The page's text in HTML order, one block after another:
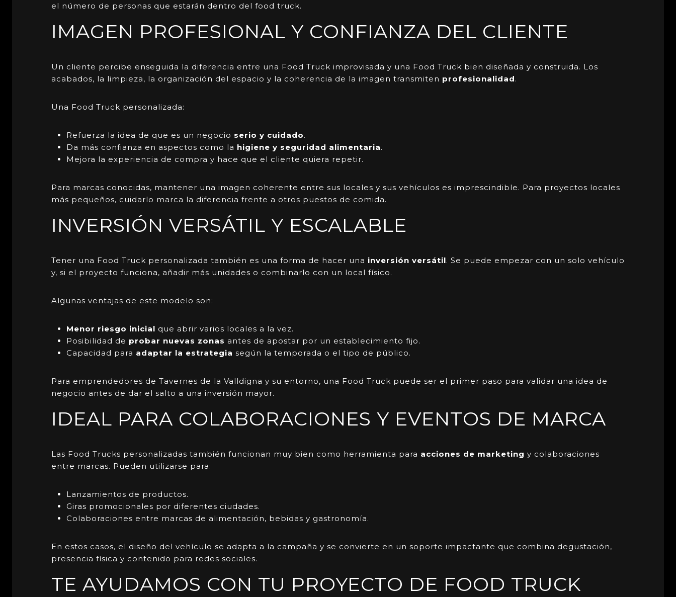
el número de personas que estarán dentro del food truck.
IMAGEN PROFESIONAL Y CONFIANZA DEL CLIENTE
Un cliente percibe enseguida la diferencia entre una Food Truck improvisada y una Food Truck bien diseñada y construida. Los
acabados, la limpieza, la organización del espacio y la coherencia de la imagen transmiten profesionalidad.
Una Food Truck personalizada:
Refuerza la idea de que es un negocio serio y cuidado.
Da más confianza en aspectos como la higiene y seguridad alimentaria.
Mejora la experiencia de compra y hace que el cliente quiera repetir.
Para marcas conocidas, mantener una imagen coherente entre sus locales y sus vehículos es imprescindible. Para proyectos locales
más pequeños, cuidarlo marca la diferencia frente a otros puestos de comida.
INVERSIÓN VERSÁTIL Y ESCALABLE
Tener una Food Truck personalizada también es una forma de hacer una inversión versátil. Se puede empezar con un solo vehículo
y, si el proyecto funciona, añadir más unidades o combinarlo con un local físico.
Algunas ventajas de este modelo son:
Menor riesgo inicial que abrir varios locales a la vez.
Posibilidad de probar nuevas zonas antes de apostar por un establecimiento fijo.
Capacidad para adaptar la estrategia según la temporada o el tipo de público.
Para emprendedores de Tavernes de la Valldigna y su entorno, una Food Truck puede ser el primer paso para validar una idea de
negocio antes de dar el salto a una inversión mayor.
IDEAL PARA COLABORACIONES Y EVENTOS DE MARCA
Las Food Trucks personalizadas también funcionan muy bien como herramienta para acciones de marketing y colaboraciones
entre marcas. Pueden utilizarse para:
Lanzamientos de productos.
Giras promocionales por diferentes ciudades.
Colaboraciones entre marcas de alimentación, bebidas y gastronomía.
En estos casos, el diseño del vehículo se adapta a la campaña y se convierte en un soporte impactante que combina degustación,
presencia física y contenido para redes sociales.
TE AYUDAMOS CON TU PROYECTO DE FOOD TRUCK